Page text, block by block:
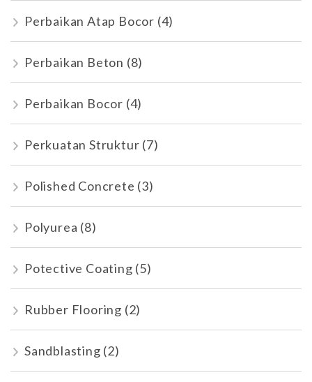
Perbaikan Atap Bocor (4)
Perbaikan Beton (8)
Perbaikan Bocor (4)
Perkuatan Struktur (7)
Polished Concrete (3)
Polyurea (8)
Potective Coating (5)
Rubber Flooring (2)
Sandblasting (2)